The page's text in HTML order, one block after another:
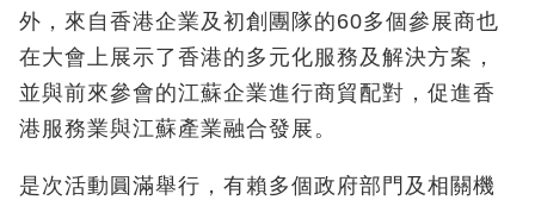
外，來自香港企業及初創團隊的60多個參展商也
在大會上展示了香港的多元化服務及解決方案，
並與前來參會的江蘇企業進行商貿配對，促進香
港服務業與江蘇產業融合發展。
是次活動圓滿舉行，有賴多個政府部門及相關機